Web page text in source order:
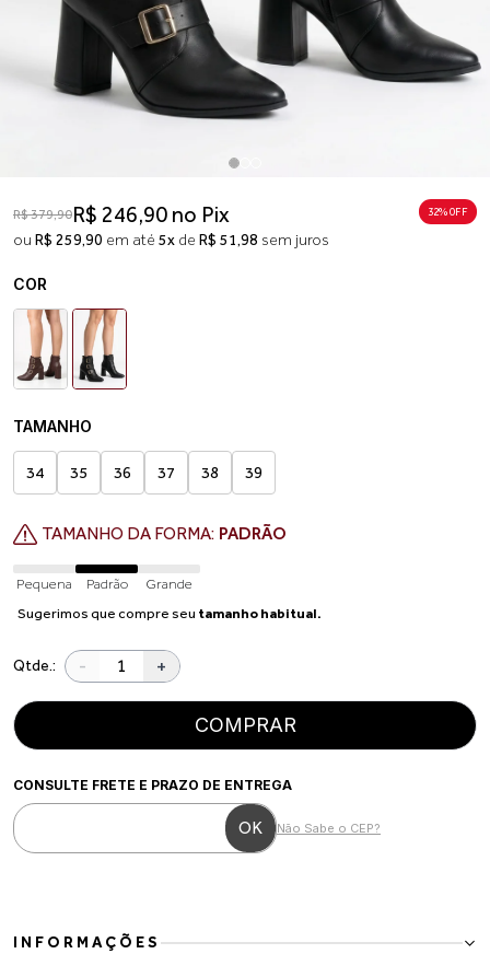
R$ 379,90R$ 246,90 no Pix
ou R$ 259,90 em até 5x de R$ 51,98 sem juros
32% 0FF
COR
TAMANHO
34 35 36 37 38 39
TAMANHO DA FORMA: PADRÃO
Pequena Padrão
Grande
Sugerimos que compre seu tamanho habitual.
Qtde.: - +
COMPRAR
CONSULTE FRETE E PRAZO DE ENTREGA
Não Sabe o CEP?
INFORMAÇÕES